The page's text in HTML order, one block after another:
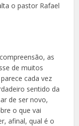
o pastor Rafael
as
de muitos
cada vez
sentido da
de ser novo,
o que vai
afinal, qual é o